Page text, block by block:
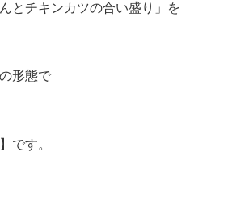
とチキンカツの合い盛り」を
形態で
です。